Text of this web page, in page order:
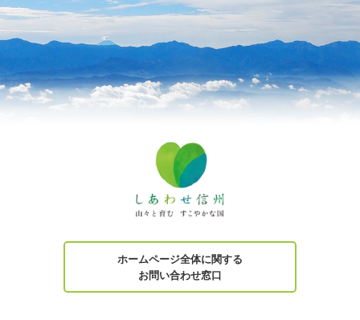
ホームページ全体に関する
お問い合わせ窓口